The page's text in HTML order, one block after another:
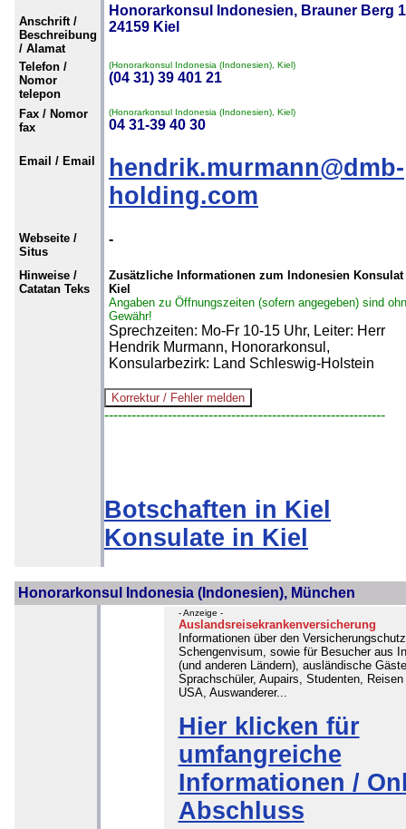
Anschrift /
Beschreibung
/ Alamat
Honorarkonsul Indonesien, Brauner Berg
24159 Kiel
Telefon /
Nomor
telepon
(Honorarkonsul Indonesia (Indonesien), Kiel)
(04 31) 39 401 21
Fax / Nomor
fax
(Honorarkonsul Indonesia (Indonesien), Kiel)
04 31-39 40 30
Email / Email
hendrik.murmann@dmb-
holding.com
Webseite /
Situs
-
Hinweise /
Catatan Teks
Zusätzliche Informationen zum Indonesien
Kiel
Angaben zu Öffnungszeiten (sofern angegeben) sind
Gewähr!
Sprechzeiten: Mo-Fr 10-15 Uhr, Leiter: Herr
Hendrik Murmann, Honorarkonsul,
Konsularbezirk: Land Schleswig-Holstein
--------------------------------------------------------------
Botschaften in Kiel
Konsulate in Kiel
Honorarkonsul Indonesia (Indonesien), München
- Anzeige -
Auslandsreisekrankenversicherung
Informationen über den
Schengenvisum, sowie für Besucher aus
(und anderen Ländern), ausländische
Sprachschüler, Aupairs, Studenten, Reisen
USA, Auswanderer...
Hier klicken für
umfangreiche
Informationen /
Abschluss